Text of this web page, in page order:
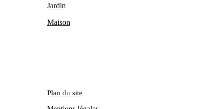
Jardin
Maison
Plan du site